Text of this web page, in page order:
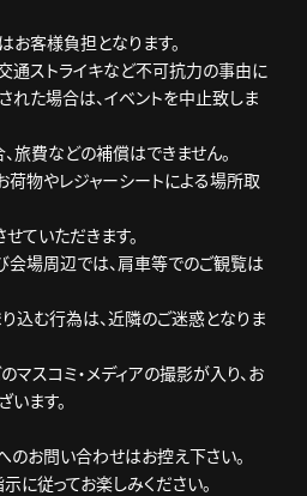
客様負担となります。
通ストライキなど不可抗力の事由に
れた場合は、イベントを中止致しま
旅費などの補償はできません。
物やレジャーシートによる場所取
ていただきます。
場周辺では、肩車等でのご観覧は
込む行為は、近隣のご迷惑となりま
マスコミ・メディアの撮影が入り、お
ます。
お問い合わせはお控え下さい。
に従ってお楽しみください。